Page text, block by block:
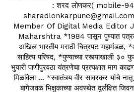
: शरद लोणकर( mobile-
Member Of Digital Media Editor
Maharshtra *1984 पासून पुण्यात
अखिल भारतीय मराठी चित्रपट महामंडळ,
साहित्य परिषद, *पुण्याच्या रस्त्याखाली
भुयारी पाणीपुरवठा यंत्रणेचा प्रत्यक्षात माग
मिळविला ... *स्वातंत्र्य वीर सावरकर यांचे
बागेजवळ भिक्षुकाच्या अवस्थेत दुर्लक्षित